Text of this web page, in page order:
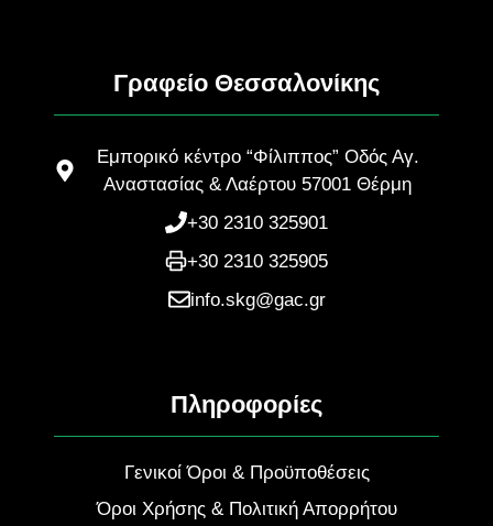
Γραφείο Θεσσαλονίκης
Εμπορικό κέντρο “Φίλιππος” Οδός Αγ.
Αναστασίας & Λαέρτου 57001 Θέρμη
+30 2310 325901
+30 2310 325905
info.skg@gac.gr
Πληροφορίες
Γενικοί Όροι & Προϋποθέσεις
Όροι Χρήσης & Πολιτική Απορρήτου